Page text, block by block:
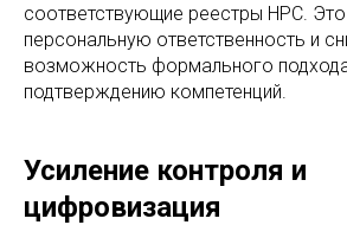
соответствующие реестры НРС. Это
персональную ответственность и
возможность формального
подтверждению компетенций.
Усиление контроля и
цифровизация